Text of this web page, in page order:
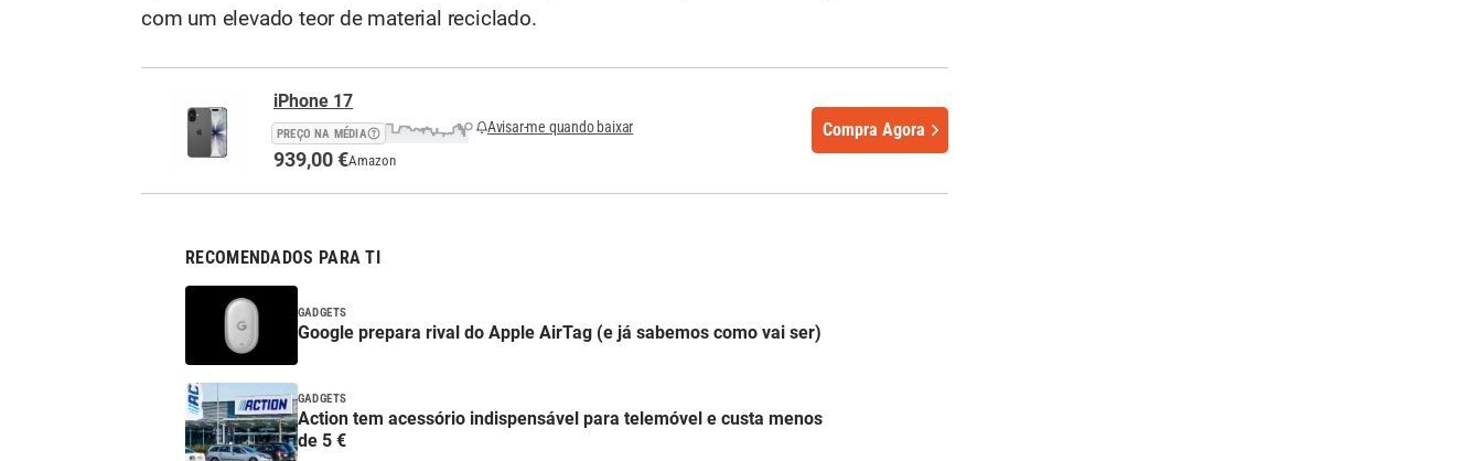
com um elevado teor de material reciclado.
iPhone 17
PREÇO NA MÉDIA Avisar-me quando baixar
939,00 €Amazon
Compra Agora
RECOMENDADOS PARA TI
GADGETS
Google prepara rival do Apple AirTag (e já sabemos como vai ser)
GADGETS
Action tem acessório indispensável para telemóvel e custa menos
de 5 €